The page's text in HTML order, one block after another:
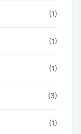
(1)
(1)
(1)
(3)
(1)